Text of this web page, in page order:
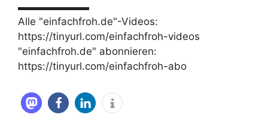
▬▬▬▬▬▬▬
Alle "einfachfroh.de"-Videos:
https://tinyurl.com/einfachfroh-videos
"einfachfroh.de" abonnieren:
https://tinyurl.com/einfachfroh-abo